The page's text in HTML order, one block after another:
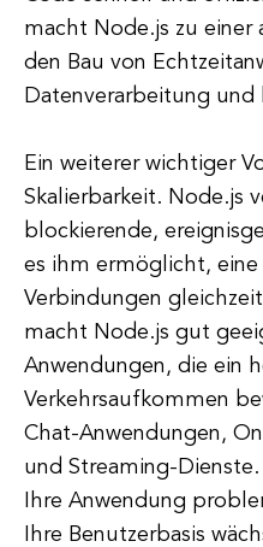
macht Node.js zu einer
den Bau von
Datenverarbeitung
Ein weiterer wichtiger
Skalierbarkeit. Node.js
blockierende,
es ihm ermöglicht, eine
Verbindungen
macht Node.js gut
Anwendungen, die ein
Verkehrsaufkommen
Chat-Anwendungen,
und Streaming-
Ihre Anwendung
Ihre Benutzerbasis